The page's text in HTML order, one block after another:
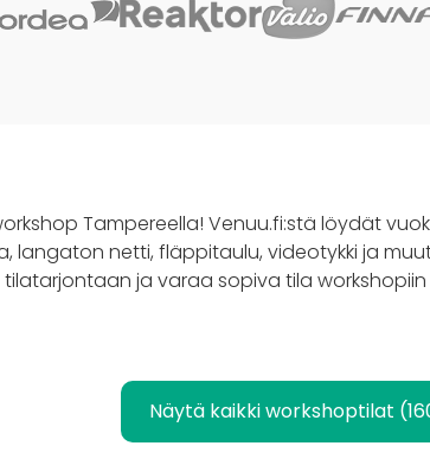
Tampereella! Venuu.fi:stä löydät
langaton netti, fläppitaulu, videotykki ja
ja varaa sopiva tila workshopiin
Näytä kaikki workshoptilat